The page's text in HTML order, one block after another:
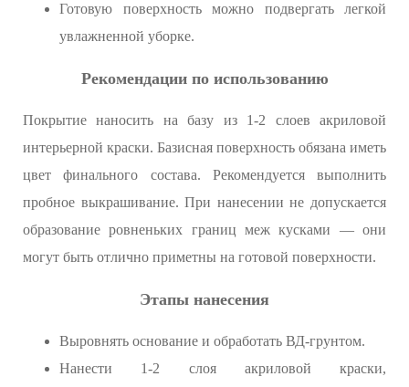
Готовую поверхность можно подвергать легкой
увлажненной уборке.
Рекомендации по использованию
Покрытие наносить на базу из 1-2 слоев акриловой
интерьерной краски. Базисная поверхность обязана иметь
цвет финального состава. Рекомендуется выполнить
пробное выкрашивание. При нанесении не допускается
образование ровненьких границ меж кусками — они
могут быть отлично приметны на готовой поверхности.
Этапы нанесения
Выровнять основание и обработать ВД-грунтом.
Нанести 1-2 слоя акриловой краски,